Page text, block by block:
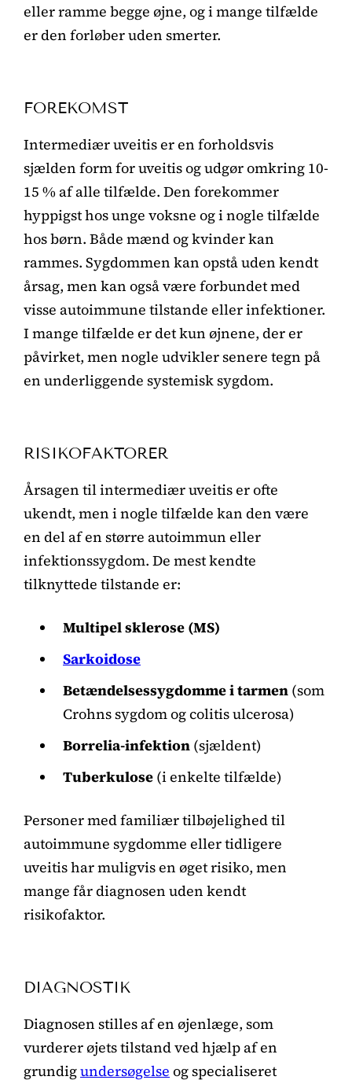
eller ramme begge øjne, og i mange tilfælde
er den forløber uden smerter.
FOREKOMST
Intermediær uveitis er en forholdsvis
sjælden form for uveitis og udgør omkring 10-
15 % af alle tilfælde. Den forekommer
hyppigst hos unge voksne og i nogle tilfælde
hos børn. Både mænd og kvinder kan
rammes. Sygdommen kan opstå uden kendt
årsag, men kan også være forbundet med
visse autoimmune tilstande eller infektioner.
I mange tilfælde er det kun øjnene, der er
påvirket, men nogle udvikler senere tegn på
en underliggende systemisk sygdom.
RISIKOFAKTORER
Årsagen til intermediær uveitis er ofte
ukendt, men i nogle tilfælde kan den være
en del af en større autoimmun eller
infektionssygdom. De mest kendte
tilknyttede tilstande er:
Multipel sklerose (MS)
Sarkoidose
Betændelsessygdomme i tarmen (som
Crohns sygdom og colitis ulcerosa)
Borrelia-infektion (sjældent)
Tuberkulose (i enkelte tilfælde)
Personer med familiær tilbøjelighed til
autoimmune sygdomme eller tidligere
uveitis har muligvis en øget risiko, men
mange får diagnosen uden kendt
risikofaktor.
DIAGNOSTIK
Diagnosen stilles af en øjenlæge, som
vurderer øjets tilstand ved hjælp af en
grundigundersøgelse og specialiseret